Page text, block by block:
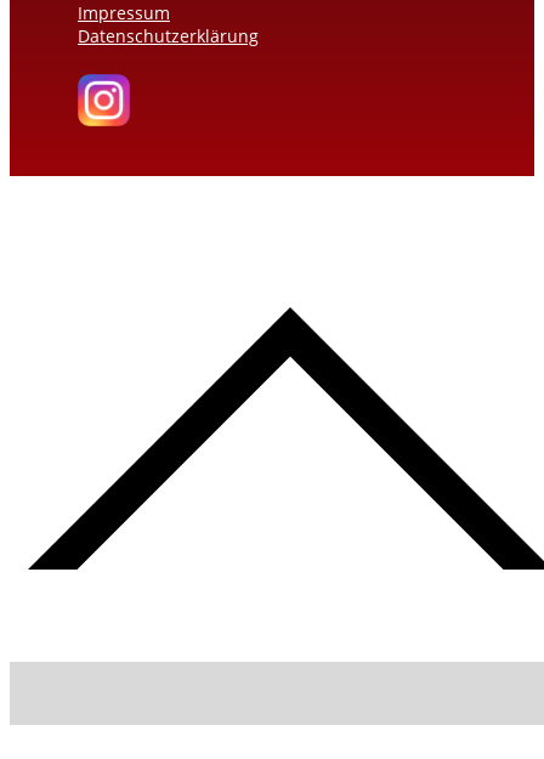
Impressum
Datenschutzerklärung